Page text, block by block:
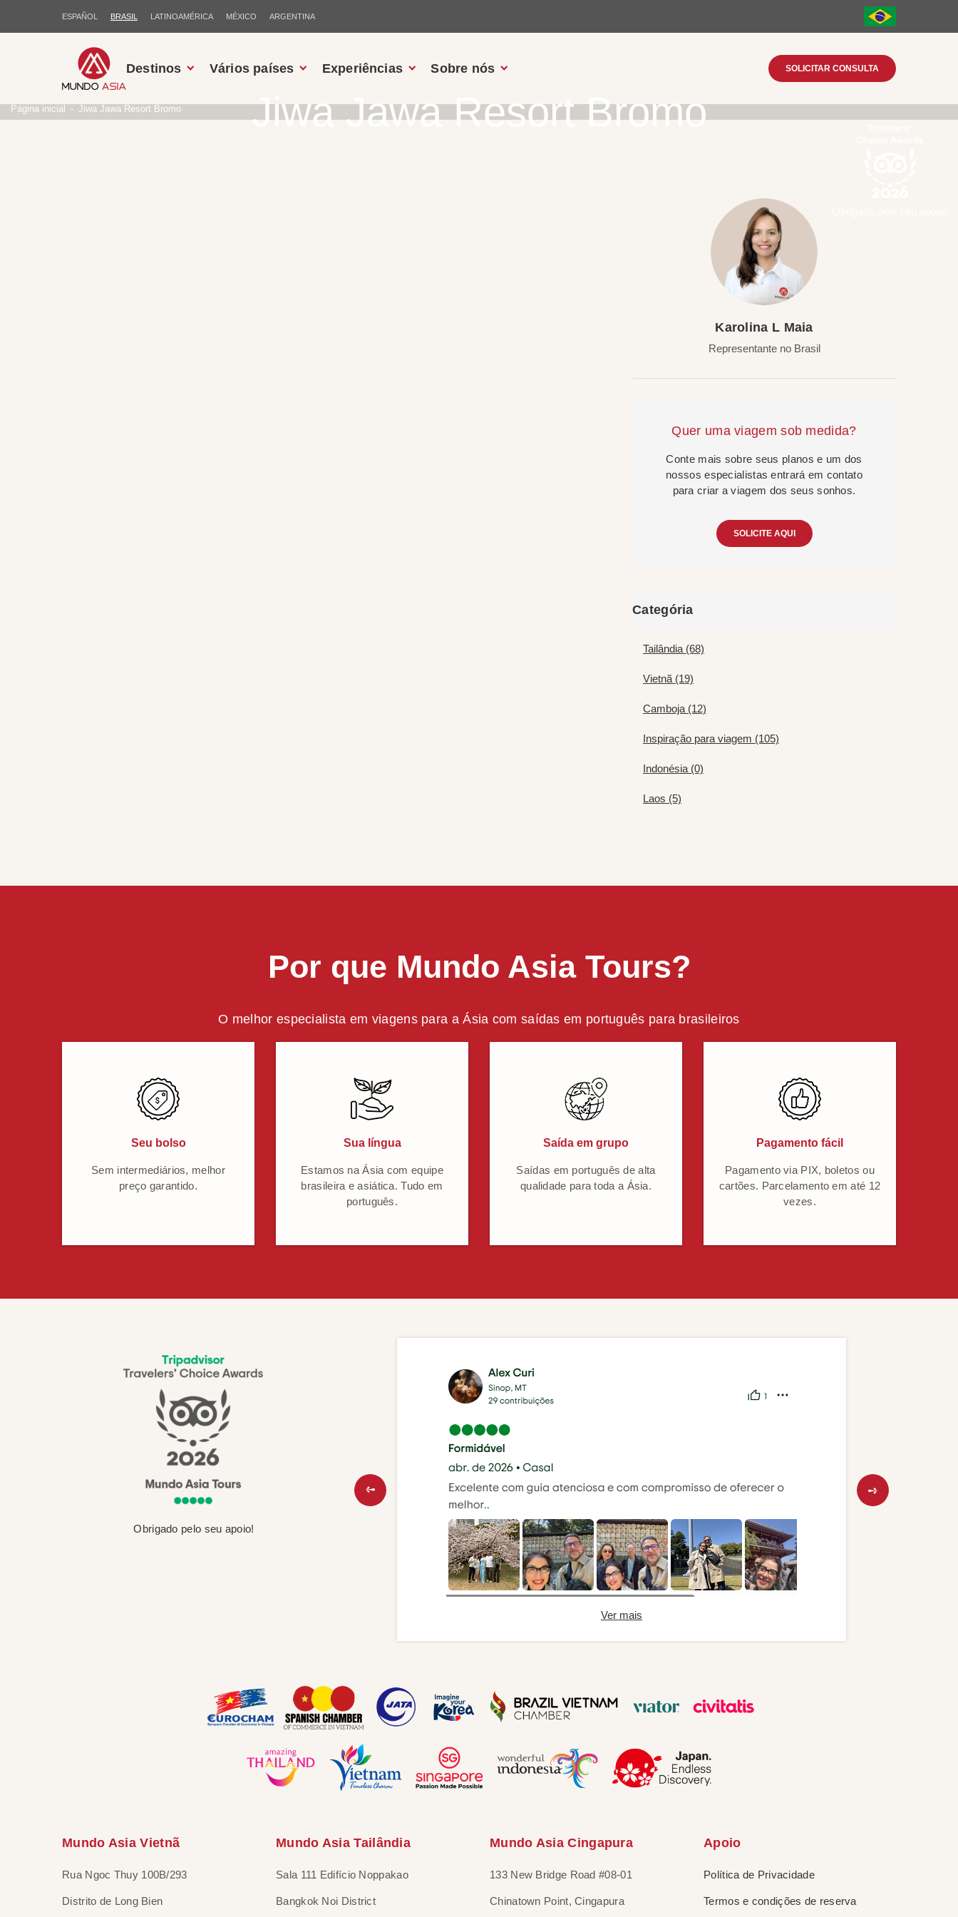
ESPAÑOL BRASIL LATINOAMÉRICA MÉXICO ARGENTINA
Destinos Vários países Experiências Sobre nós SOLICITAR CONSULTA
Jiwa Jawa Resort Bromo
Página inicial Jiwa Jawa Resort Bromo
Karolina L Maia
Representante no Brasil
Quer uma viagem sob medida?
Conte mais sobre seus planos e um dos
nossos especialistas entrará em contato
para criar a viagem dos seus sonhos.
SOLICITE AQUI
Categória
Tailândia (68)
Vietnã (19)
Camboja (12)
Inspiração para viagem (105)
Indonésia (0)
Laos (5)
Por que Mundo Asia Tours?
O melhor especialista em viagens para a Ásia com saídas em português para brasileiros
Seu bolso
Sem intermediários, melhor
preço garantido.
Sua língua
Estamos na Ásia com equipe
brasileira e asiática. Tudo em
português.
Saída em grupo
Saídas em português de alta
qualidade para toda a Ásia.
Pagamento fácil
Pagamento via PIX, boletos ou
cartões. Parcelamento em até 12
vezes.
Obrigado pelo seu apoio!
Ver mais
Mundo Asia Vietnã
Rua Ngoc Thuy 100B/293
Distrito de Long Bien
Mundo Asia Tailândia
Sala 111 Edifício Noppakao
Bangkok Noi District
Mundo Asia Cingapura
133 New Bridge Road #08-01
Chinatown Point, Cingapura
Apoio
Política de Privacidade
Termos e condições de reserva